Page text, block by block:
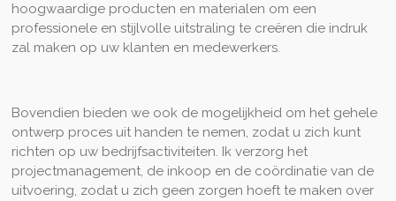
hoogwaardige producten en materialen om een
professionele en stijlvolle uitstraling te creëren die indruk
zal maken op uw klanten en medewerkers.
Bovendien bieden we ook de mogelijkheid om het gehele
ontwerp proces uit handen te nemen, zodat u zich kunt
richten op uw bedrijfsactiviteiten. Ik verzorg het
projectmanagement, de inkoop en de coördinatie van de
uitvoering, zodat u zich geen zorgen hoeft te maken over